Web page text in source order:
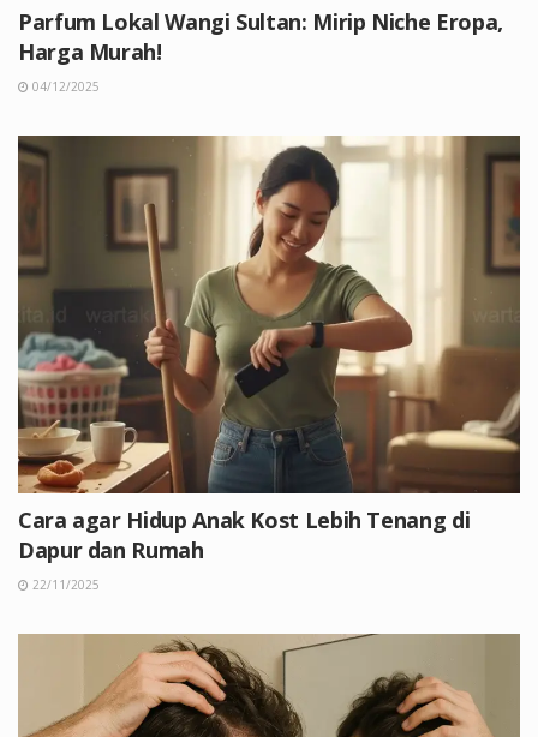
Parfum Lokal Wangi Sultan: Mirip Niche Eropa,
Harga Murah!
04/12/2025
Cara agar Hidup Anak Kost Lebih Tenang di
Dapur dan Rumah
22/11/2025